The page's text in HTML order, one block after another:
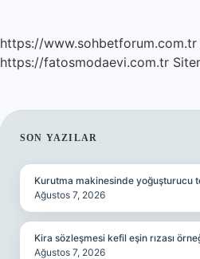
https://www.sohbetforum.com.tr
https://fatosmodaevi.com.tr
SIDEBAR
SON YAZILAR
Kurutma makinesinde yoğuşturucu
Ağustos 7, 2026
Kira sözleşmesi kefil eşin rızası
Ağustos 7, 2026